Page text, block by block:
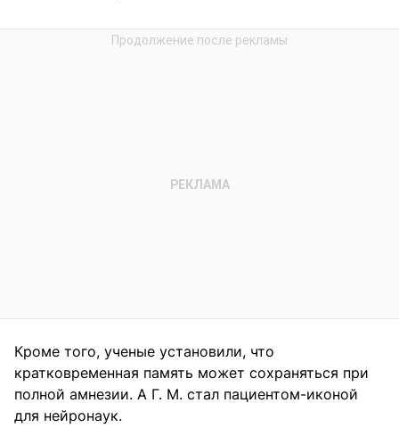
Кроме того, ученые установили, что
кратковременная память может сохраняться при
полной амнезии. А Г. М. стал пациентом-иконой
для нейронаук.